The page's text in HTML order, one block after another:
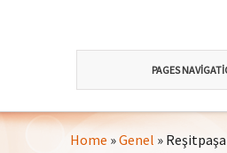
PAGES
Home »Genel »